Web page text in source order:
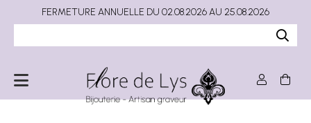
FERMETURE ANNUELLE DU 02.08.2026 AU 25.08.2026